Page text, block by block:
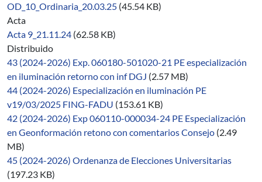
OD_10_Ordinaria_20.03.25 (45.54 KB)
Acta
Acta 9_21.11.24 (62.58 KB)
Distribuido
43 (2024-2026) Exp. 060180-501020-21 PE especialización
en iluminación retorno con inf DGJ (2.57 MB)
44 (2024-2026) Especialización en iluminación PE
v19/03/2025 FING-FADU (153.61 KB)
42 (2024-2026) Exp 060110-000034-24 PE Especialización
en Geonformación retono con comentarios Consejo (2.49
MB)
45 (2024-2026) Ordenanza de Elecciones Universitarias
(197.23 KB)